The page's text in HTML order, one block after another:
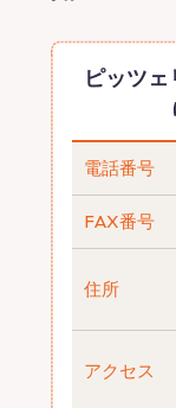
ピッツ
電話番号
FAX番号
住所
アクセス